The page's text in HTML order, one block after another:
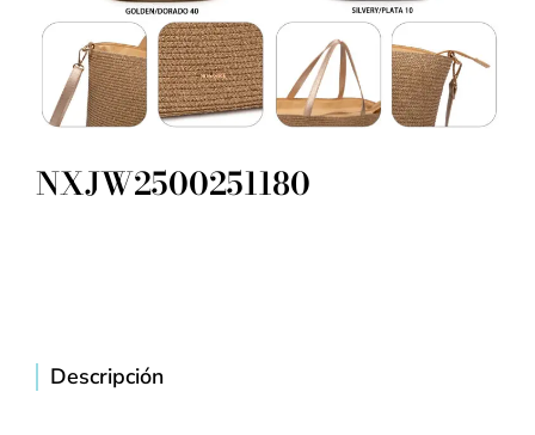
NXJW2500251180
Descripción